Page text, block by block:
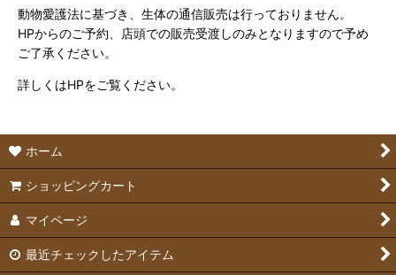
動物愛護法に基づき、生体の通信販売は行っておりません。
HPからのご予約、店頭での販売受渡しのみとなりますので予め
ご了承ください。
詳しくはHPをご覧ください。
ホーム
ショッピングカート
マイページ
最近チェックしたアイテム